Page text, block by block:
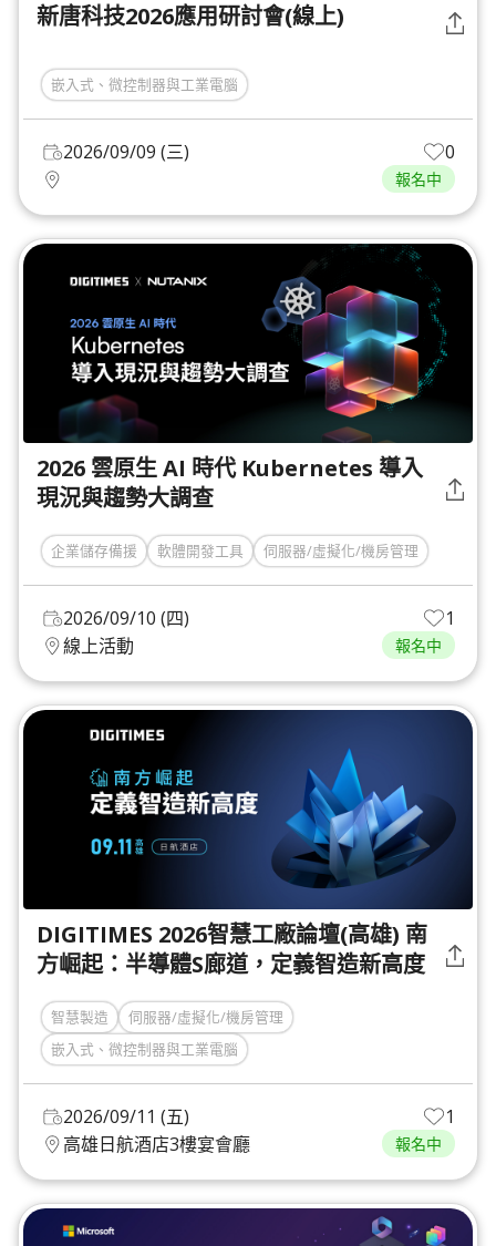
新唐科技2026應用研討會(線上)
嵌入式、微控制器與工業電腦
2026/09/09 (三) 0
報名中
2026 雲原生 AI 時代 Kubernetes 導入
現況與趨勢大調查
企業儲存備援 軟體開發工具 伺服器/虛擬化/機房管理
2026/09/10 (四)
1
線上活動
報名中
DIGITIMES 2026智慧工廠論壇(高雄) 南
方崛起：半導體S廊道，定義智造新高度
智慧製造
伺服器/虛擬化/機房管理
嵌入式、微控制器與工業電腦
2026/09/11 (五)
1
高雄日航酒店3樓宴會廳
報名中